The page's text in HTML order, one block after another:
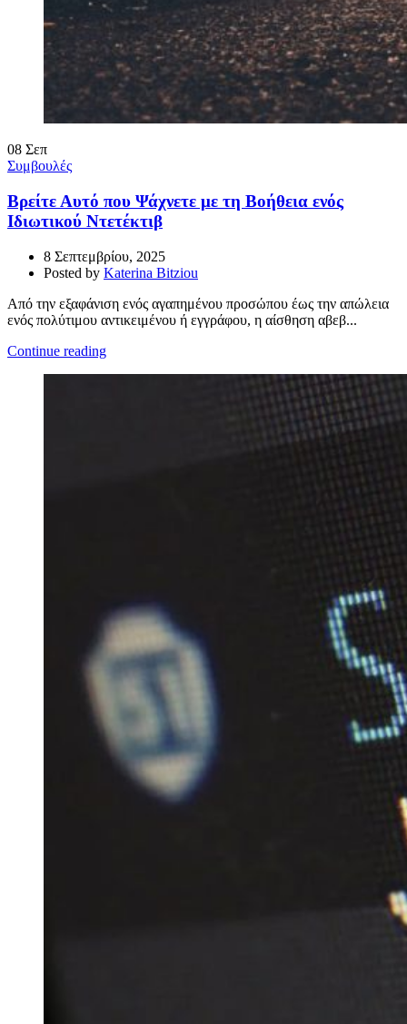
08 Σεπ
Συμβουλές
Βρείτε Αυτό που Ψάχνετε με τη Βοήθεια ενός
Ιδιωτικού Ντετέκτιβ
8 Σεπτεμβρίου, 2025
Posted by Katerina Bitziou
Από την εξαφάνιση ενός αγαπημένου προσώπου έως την απώλεια
ενός πολύτιμου αντικειμένου ή εγγράφου, η αίσθηση αβεβ...
Continue reading